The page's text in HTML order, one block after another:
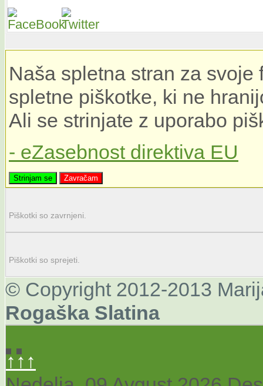
Naša spletna stran za
spletne piškotke, ki ne
Ali se strinjate z uporabo
- eZasebnost direktiva EU
Strinjam se Zavračam
Piškotki so zavrnjeni.
Piškotki so sprejeti.
© Copyright 2012-2013
Rogaška Slatina
↑↑↑